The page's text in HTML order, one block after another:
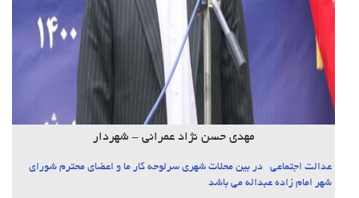
مهدی حسن نژاد عمرانی - شهردار
عدالت اجتماعی در بین محلات شهری سرلوحه کار ما و اعضای محترم شورای
شهر امام زاده عبداله می باشد